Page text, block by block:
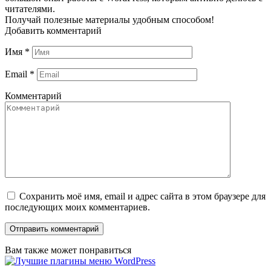
читателями.
Получай полезные материалы удобным способом!
Добавить комментарий
Имя *
Email *
Комментарий
Сохранить моё имя, email и адрес сайта в этом браузере для
последующих моих комментариев.
Вам также может понравиться